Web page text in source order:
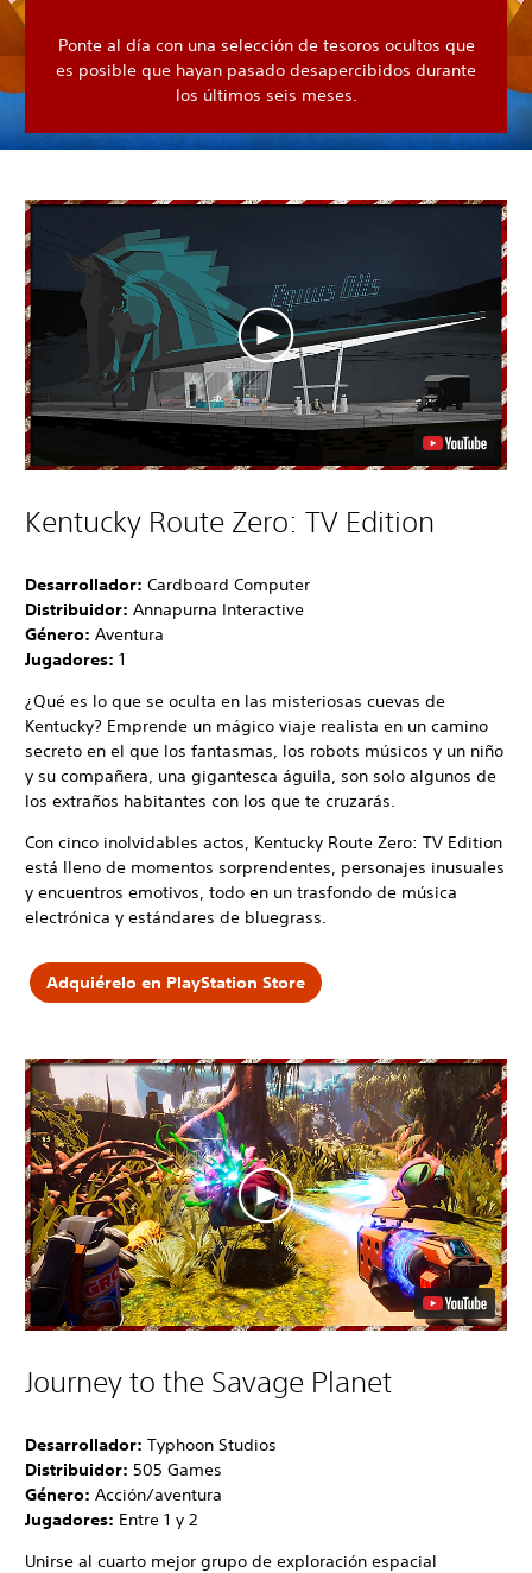
Ponte al día con una selección de tesoros ocultos que
es posible que hayan pasado desapercibidos durante
los últimos seis meses.
Kentucky Route Zero: TV Edition
Desarrollador: Cardboard Computer
Distribuidor: Annapurna Interactive
Género: Aventura
Jugadores: 1
¿Qué es lo que se oculta en las misteriosas cuevas de
Kentucky? Emprende un mágico viaje realista en un camino
secreto en el que los fantasmas, los robots músicos y un niño
y su compañera, una gigantesca águila, son solo algunos de
los extraños habitantes con los que te cruzarás.
Con cinco inolvidables actos, Kentucky Route Zero: TV Edition
está lleno de momentos sorprendentes, personajes inusuales
y encuentros emotivos, todo en un trasfondo de música
electrónica y estándares de bluegrass.
Adquiérelo en PlayStation Store
Journey to the Savage Planet
Desarrollador: Typhoon Studios
Distribuidor: 505 Games
Género: Acción/aventura
Jugadores: Entre 1 y 2
Unirse al cuarto mejor grupo de exploración espacial